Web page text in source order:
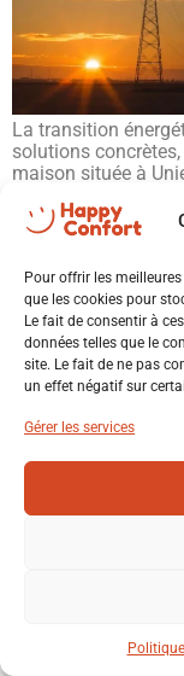
Pour offrir les
que les cookies pour
Le fait de consentir à
données telles que le
site. Le fait de ne pas
un effet négatif sur
Gérer les services
La transition
solutions
maison située à
pensée pour
ses dépenses
Répond en quelques
X
Bonjour ! Je
puis-je vous
🔥 PAC air/eau